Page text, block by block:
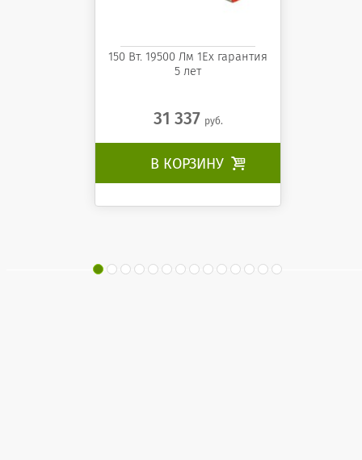
150 Вт. 19500 Лм 1Ех гарантия
5 лет
31 337 руб.
В КОРЗИНУ 